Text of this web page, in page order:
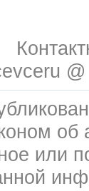
об
или